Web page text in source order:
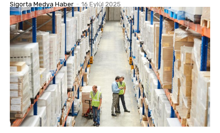
Sigorta Medya Haber - 16 Eylül 2025